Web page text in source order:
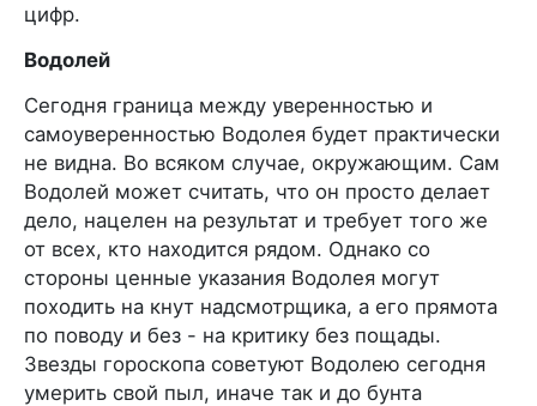
цифр.
Водолей
Сегодня граница между уверенностью и
самоуверенностью Водолея будет практически
не видна. Во всяком случае, окружающим. Сам
Водолей может считать, что он просто делает
дело, нацелен на результат и требует того же
от всех, кто находится рядом. Однако со
стороны ценные указания Водолея могут
походить на кнут надсмотрщика, а его прямота
по поводу и без - на критику без пощады.
Звезды гороскопа советуют Водолею сегодня
умерить свой пыл, иначе так и до бунта